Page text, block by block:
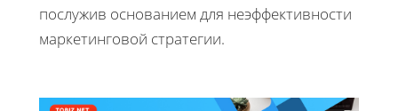
послужив основанием для неэффективности
маркетинговой стратегии.